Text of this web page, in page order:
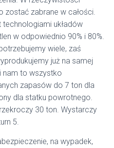
zostać zabrane w całości.
technologiami układów
w odpowiednio 90% i 80%.
wiele, zaś
już na samej
nam to wszystko
zapasów do 7 ton dla
dla statku powrotnego.
30 ton. Wystarczy
5.
na wypadek,